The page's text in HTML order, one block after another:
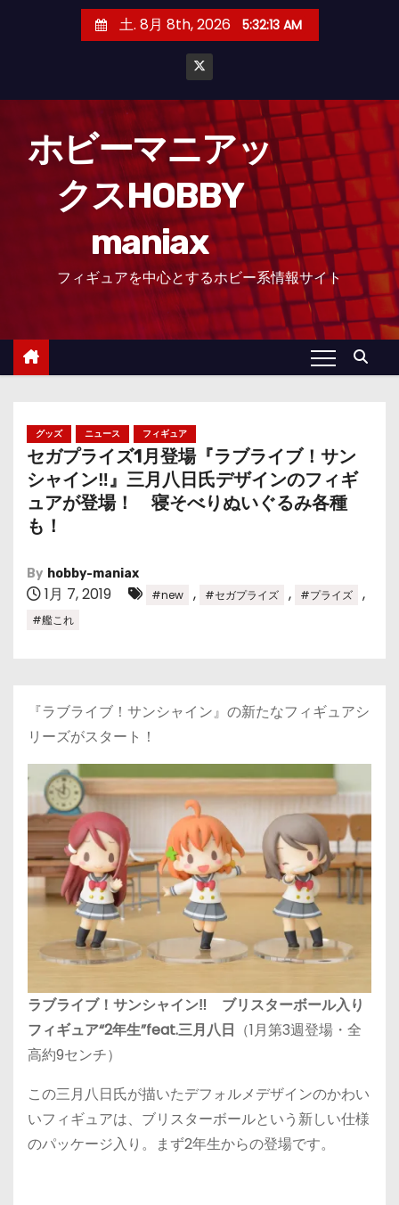
土. 8月 8th, 2026 5:32:14 AM
ホビーマニアッ
クスHOBBY
maniax
フィギュアを中心とするホビー系情報サイト
グッズ ニュース フィギュア
セガプライズ1月登場『ラブライブ！サン
シャイン‼』三月八日氏デザインのフィギ
ュアが登場！ 寝そべりぬいぐるみ各種
も！
By hobby-maniax
1月 7, 2019 #new , #セガプライズ , #プライズ ,
#艦これ
『ラブライブ！サンシャイン』の新たなフィギュアシ
リーズがスタート！
ラブライブ！サンシャイン‼ ブリスターボール入り
フィギュア“2年生”feat.三月八日 （1月第3週登場・全
高約9センチ）
この三月八日氏が描いたデフォルメデザインのかわい
いフィギュアは、ブリスターボールという新しい仕様
のパッケージ入り。まず2年生からの登場です。